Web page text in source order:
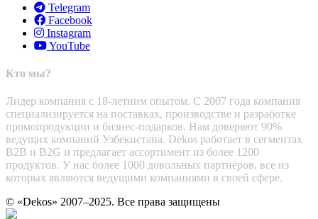
Telegram
Facebook
Instagram
YouTube
Кто мы?
Лидер компания с 18-летним опытом. С 2007 года компания
специализируется на поставках, производстве и разработке
промопродукции и бизнес-подарков. Нам доверяют 90%
ведущих компаний Узбекистана. Dekos работает в сегментах
B2B и B2G и предлагает ассортимент из более 1200
продуктов. У нас более 1000 довольных партнёров, все из
которых являются ведущими компаниями в своей сфере.
© «Dekos» 2007–2025. Все права защищены